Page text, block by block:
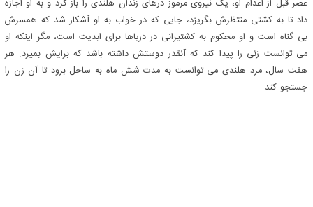
عصر قبل از اعدام او، یک نیروی مرموز درهای زندان هلندی را باز کرد و به او اجازه
داد تا به کشتی منتظرش بگریزد، جایی که در خواب به او آشکار شد که همسرش
بی گناه است و او محکوم به کشتیرانی در دریاها برای ابدیت است، مگر اینکه او
می توانست زنی را پیدا کند که آنقدر دوستش داشته باشد که برایش بمیرد. هر
هفت سال، مرد هلندی می توانست به مدت شش ماه به ساحل برود تا آن زن را
جستجو کند.